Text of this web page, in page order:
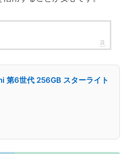
第6世代 256GB スターライト